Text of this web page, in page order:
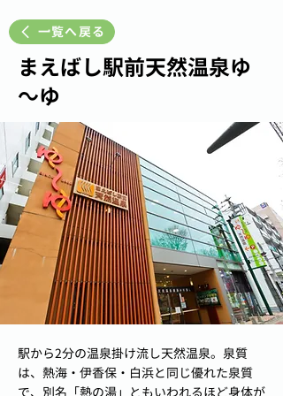
一覧へ戻る
まえばし駅前天然温泉ゆ
～ゆ
駅から2分の温泉掛け流し天然温泉。泉質
は、熱海・伊香保・白浜と同じ優れた泉質
で、別名「熱の湯」ともいわれるほど身体が